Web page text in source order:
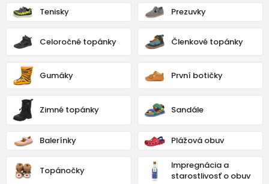
zdravotnu ortopedicku obuv.
Väčšina detí sa rodí so zdravými nohami, bohužiaľ o niekoľko
rokov neskôr má takmer tretina prváčikov ortopedickú vadu.
Je to spôsobené nevhodnou obuvou alebo kvalitnou obuvou,
ale nesprávnej šírky alebo veľkosti...
Tenisky Prezuvky
Celoročné topánky Členkové topánky
Gumáky První botičky
Zimné topánky Sandále
Balerínky Plážová obuv
Topánočky
Impregnácia a
starostlivosť o obuv